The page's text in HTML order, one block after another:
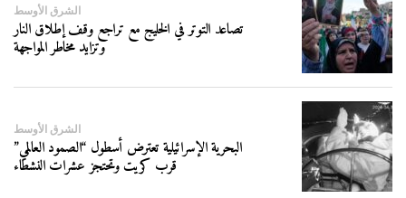
الشرق الأوسط
تصاعد التوتر في الخليج مع تراجع وقف إطلاق النار
وتزايد مخاطر المواجهة
الشرق الأوسط
البحرية الإسرائيلية تعترض أسطول “الصمود العالمي”
قرب كريت وتحتجز عشرات النشطاء